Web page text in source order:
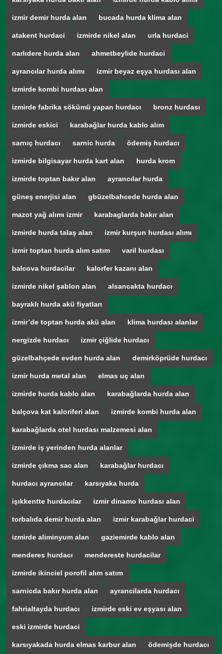
izmir demir hurda alan bucada hurda klima alan
atakent hurdaci izmirde nikel alan urla hurdaci
narlıdere hurda alan ahmetbeylide hurdaci
ayrancılar hurda alımı izmir beyaz eşya hurdası alan
izmirde kombi hurdası alan
izmirde fabrika sökümü yapan hurdacı bronz hurdası
izmirde eskici karabağlar hurda kablo alım
sarnıç hurdacı sarnic hurda ödemiş hurdacı
izmirde bilgisayar hurda kart alan hurda krom
izmirde toptan bakır alan ayrancılar hurda
güneş enerjisi alan gbüzelbahcede hurda alan
mazot yağ alımı izmir karabaglarda bakır alan
izmirde hurda talaş alan izmir kurşun hurdası alımı
izmir toptan hurda alım satım varil hurdası
balcova hurdacilar kalorfer kazanı alan
izmirde nikel şablon alan alsancakta hurdacı
bayraklı hurda akü fiyatları
izmir’de toptan hurda akü alan klima hurdası alanlar
nergizde hurdacı izmir çiğlide hurdacı
güzelbahçede evden hurda alan demirköprüde hurdacı
izmir hurda metal alan elmas uç alan
izmirde hurda kablo alan karabağlarda hurda alan
balçova kat kaloriferi alan izmirde kombi hurda alan
karabağlarda otel hurdası malzemesi alan
izmirde iş yerinden hurda alanlar
izmirde çıkma sac alan karabağlar hurdacı
hurdacı ayrancılar karsıyaka hurda
işıkkentte hurdacılar izmir dinamo hurdası alan
torbalıda demir hurda alan izmir karabağlar hurdaci
izmirde aliminyum alan gaziemirde kablo alan
menderes hurdacı mendereste hurdacilar
izmirde ikinciel porofil alım satım
sarnicda bakır hurda alan ayrancilarda hurdacı
fahrialtayda hurdacı izmirde eski ev eşyası alan
eski izmirde hurdaci
karsıyakada hurda elmas karbur alan ödemişde hurdacı